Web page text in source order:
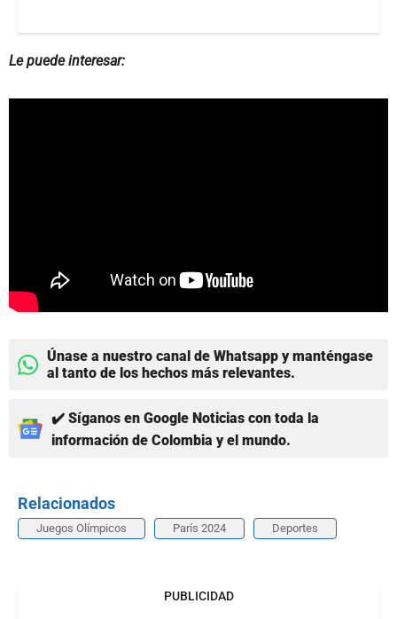
Le puede interesar:
Únase a nuestro canal de Whatsapp y manténgase
al tanto de los hechos más relevantes.
✔️ Síganos en Google Noticias con toda la
información de Colombia y el mundo.
Relacionados
Juegos Olímpicos París 2024 Deportes
PUBLICIDAD